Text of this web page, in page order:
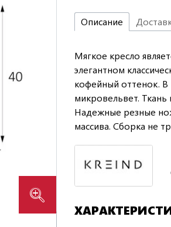
Описание
Мягкое кресло
элегантном
кофейный оттенок. В
микровельвет.
Надежные резные
массива. Сборка не